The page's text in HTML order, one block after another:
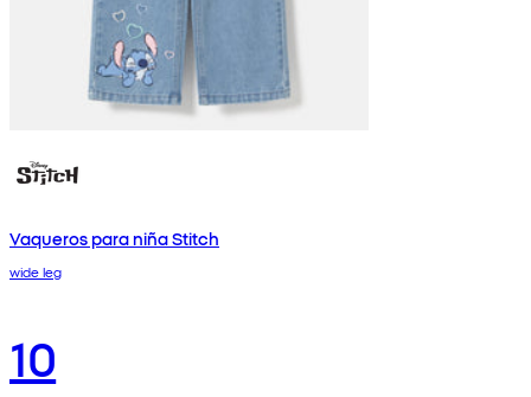
Vaqueros para niña Stitch
wide leg
10